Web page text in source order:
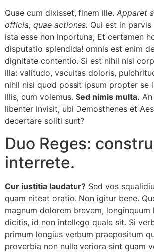
Quae cum dixisset, finem ille. Apparet
officia, quae actiones. Qui est in parvis
ista esse non inportuna; Et certamen
disputatio splendida! omnis est enim
dignitate contentio. Si est nihil nisi
illa: valitudo, vacuitas doloris,
nihil nisi quod possit ipsum propter se
illis, cum volemus. Sed nimis multa. An
libenter invisit, ubi Demosthenes et
decertare soliti sunt?
Duo Reges:
interrete.
Cur iustitia laudatur? Sed vos
quam niteat oratio. Non igitur bene.
magnum dolorem brevem, longinquum
dicitis, id non intellego quale sit. Si
primum longius verbum praepositum
proverbia non nulla veriora sint quam